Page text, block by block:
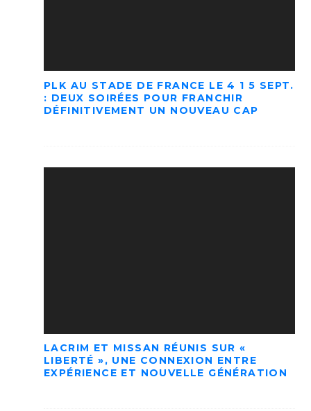
PLK AU STADE DE FRANCE LE 4 1 5 SEPT.
: DEUX SOIRÉES POUR FRANCHIR
DÉFINITIVEMENT UN NOUVEAU CAP
LACRIM ET MISSAN RÉUNIS SUR «
LIBERTÉ », UNE CONNEXION ENTRE
EXPÉRIENCE ET NOUVELLE GÉNÉRATION